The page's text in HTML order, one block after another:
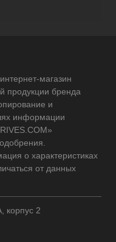
магазин
продукции бренда
и
информации
о характеристиках
от данных
корпус 2